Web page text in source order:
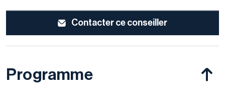
Contacter ce conseiller
Programme